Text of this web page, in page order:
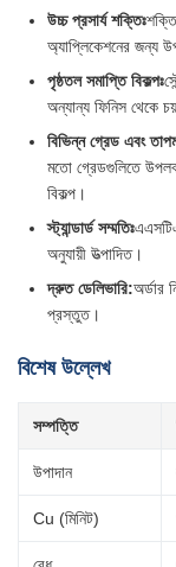
উচ্চ প্রসার্য শক্তিঃ
অ্যাপ্লিকেশনের জন্য
পৃষ্ঠতল সমাপ্তি বিকল্পঃ
অন্যান্য ফিনিস থেকে
বিভিন্ন গ্রেড এবং
মতো গ্রেডগুলিতে
বিকল্প।
স্ট্যান্ডার্ড সম্মতিঃ
অনুযায়ী উত্পাদিত।
দ্রুত ডেলিভারি:অর্ডার
প্রস্তুত।
বিশেষ উল্লেখ
সম্পত্তি
উপাদান
Cu (মিনিট)